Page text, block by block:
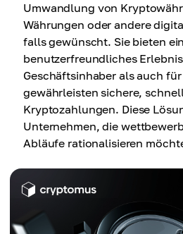
Umwandlung von
Währungen oder andere
falls gewünscht. Sie bieten
benutzerfreundliches
Geschäftsinhaber als auch
gewährleisten sichere,
Kryptozahlungen. Diese
Unternehmen, die
Abläufe rationalisieren